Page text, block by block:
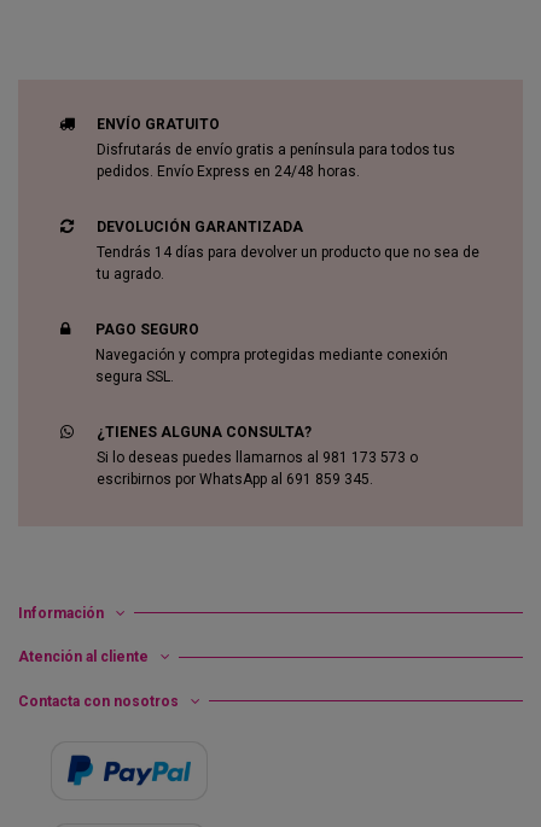
ENVÍO GRATUITO
Disfrutarás de envío gratis a península para todos tus
pedidos. Envío Express en 24/48 horas.
DEVOLUCIÓN GARANTIZADA
Tendrás 14 días para devolver un producto que no sea de
tu agrado.
PAGO SEGURO
Navegación y compra protegidas mediante conexión
segura SSL.
¿TIENES ALGUNA CONSULTA?
Si lo deseas puedes llamarnos al 981 173 573 o
escribirnos por WhatsApp al 691 859 345.
Información
Atención al cliente
Contacta con nosotros